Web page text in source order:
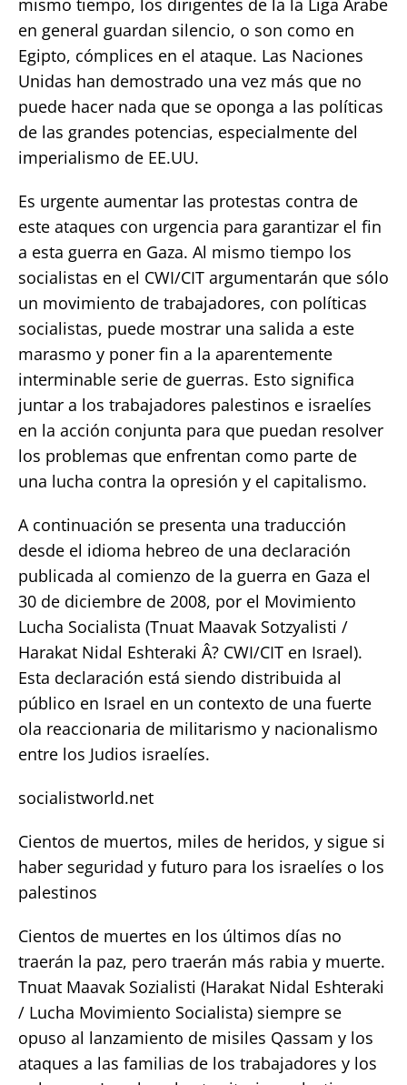
en general guardan silencio, o son como en
Egipto, cómplices en el ataque. Las Naciones
Unidas han demostrado una vez más que no
puede hacer nada que se oponga a las políticas
de las grandes potencias, especialmente del
imperialismo de EE.UU.
Es urgente aumentar las protestas contra de
este ataques con urgencia para garantizar el fin
a esta guerra en Gaza. Al mismo tiempo los
socialistas en el CWI/CIT argumentarán que sólo
un movimiento de trabajadores, con políticas
socialistas, puede mostrar una salida a este
marasmo y poner fin a la aparentemente
interminable serie de guerras. Esto significa
juntar a los trabajadores palestinos e israelíes
en la acción conjunta para que puedan resolver
los problemas que enfrentan como parte de
una lucha contra la opresión y el capitalismo.
A continuación se presenta una traducción
desde el idioma hebreo de una declaración
publicada al comienzo de la guerra en Gaza el
30 de diciembre de 2008, por el Movimiento
Lucha Socialista (Tnuat Maavak Sotzyalisti /
Harakat Nidal Eshteraki Â? CWI/CIT en Israel).
Esta declaración está siendo distribuida al
público en Israel en un contexto de una fuerte
ola reaccionaria de militarismo y nacionalismo
entre los Judios israelíes.
socialistworld.net
Cientos de muertos, miles de heridos, y sigue si
haber seguridad y futuro para los israelíes o los
palestinos
Cientos de muertes en los últimos días no
traerán la paz, pero traerán más rabia y muerte.
Tnuat Maavak Sozialisti (Harakat Nidal Eshteraki
/ Lucha Movimiento Socialista) siempre se
opuso al lanzamiento de misiles Qassam y los
ataques a las familias de los trabajadores y los